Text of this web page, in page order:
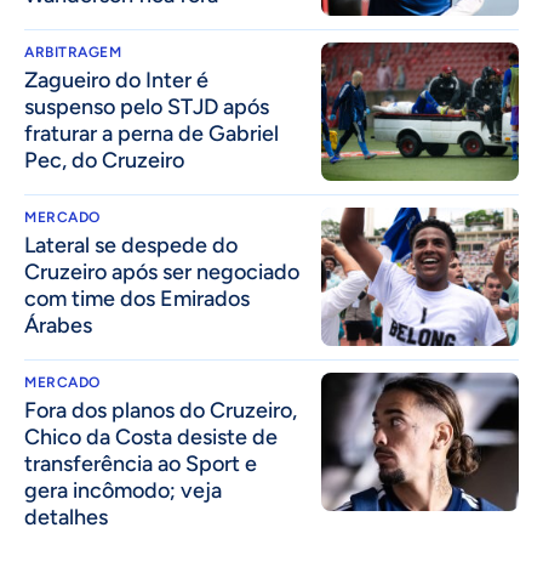
ARBITRAGEM
Zagueiro do Inter é
suspenso pelo STJD após
fraturar a perna de Gabriel
Pec, do Cruzeiro
MERCADO
Lateral se despede do
Cruzeiro após ser negociado
com time dos Emirados
Árabes
MERCADO
Fora dos planos do Cruzeiro,
Chico da Costa desiste de
transferência ao Sport e
gera incômodo; veja
detalhes